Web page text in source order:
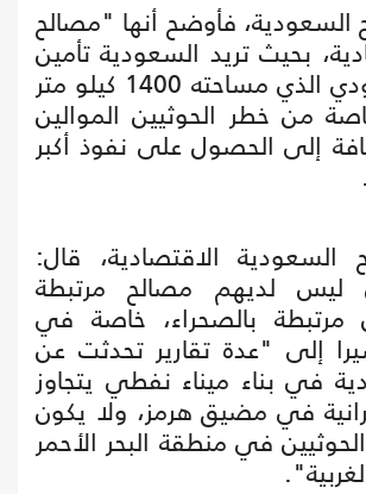
السعودية، فأوضح أنها "مصالح
بحيث تريد السعودية تأمين
الشريط الحدودي الذي مساحته 1400 كيلو متر
من خطر الحوثيين الموالين
إلى الحصول على نفوذ أكبر
الاقتصادية، قال:
ليس لديهم مصالح مرتبطة
مرتبطة بالصحراء، خاصة في
إلى "عدة تقارير تحدثت عن
في بناء ميناء نفطي يتجاوز
في مضيق هرمز، ولا يكون
في منطقة البحر الأحمر